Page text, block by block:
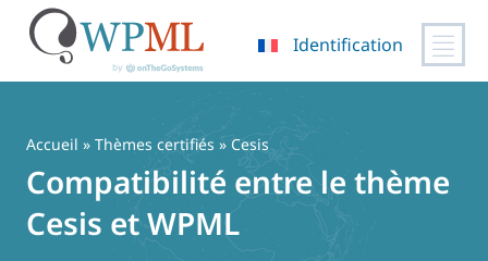
contenu
Identification
Accueil » Thèmes certifiés » Cesis
Compatibilité entre le thème
Cesis et WPML